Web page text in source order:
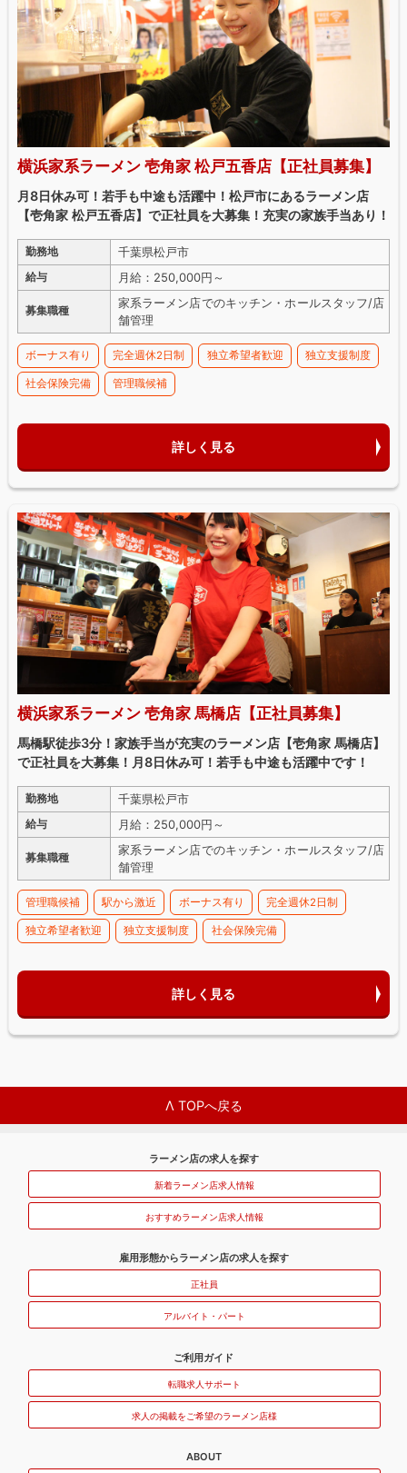
横浜家系ラーメン 壱角家 松戸五香店【正社員募集】
月8日休み可！若手も中途も活躍中！松戸市にあるラーメン店
【壱角家 松戸五香店】で正社員を大募集！充実の家族手当あり！
勤務地 千葉県松戸市
給与 月給：250,000円～
募集職種
家系ラーメン店でのキッチン・ホールスタッフ/店
舗管理
ボーナス有り 完全週休2日制 独立希望者歓迎 独立支援制度
社会保険完備 管理職候補
詳しく見る
横浜家系ラーメン 壱角家 馬橋店【正社員募集】
馬橋駅徒歩3分！家族手当が充実のラーメン店【壱角家 馬橋店】
で正社員を大募集！月8日休み可！若手も中途も活躍中です！
勤務地 千葉県松戸市
給与 月給：250,000円～
募集職種
家系ラーメン店でのキッチン・ホールスタッフ/店
舗管理
管理職候補 駅から激近 ボーナス有り 完全週休2日制
独立希望者歓迎 独立支援制度 社会保険完備
詳しく見る
Λ TOPへ戻る
ラーメン店の求人を探す
新着ラーメン店求人情報
おすすめラーメン店求人情報
雇用形態からラーメン店の求人を探す
正社員
アルバイト・パート
ご利用ガイド
転職求人サポート
求人の掲載をご希望のラーメン店様
ABOUT